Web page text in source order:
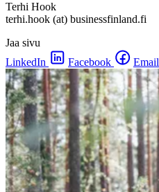
Terhi Hook
terhi.hook (at) businessfinland.fi
Jaa sivu
LinkedIn
Facebook Email